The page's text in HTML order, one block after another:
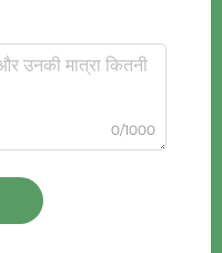
0/1000